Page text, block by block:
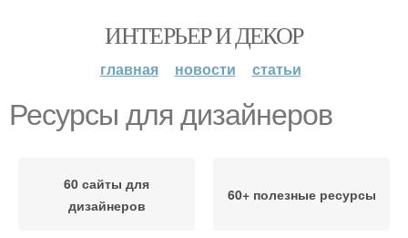
ИНТЕРЬЕР И ДЕКОР
главная новости статьи
Ресурсы для дизайнеров
60 сайты для
дизайнеров
60+ полезные ресурсы